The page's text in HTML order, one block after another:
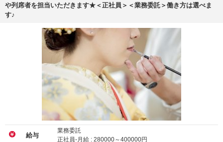
や列席者を担当いただきます★＜正社員＞＜業務委託＞働き方は選べま
す♪
給与
業務委託
正社員-月給 : 280000～400000円